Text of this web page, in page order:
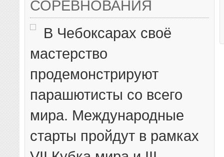
СОРЕВНОВАНИЯ
В Чебоксарах своё
мастерство
продемонстрируют
парашютисты со всего
мира. Международные
старты пройдут в рамках